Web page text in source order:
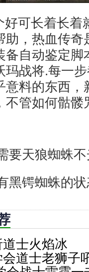
可长着长着
助，热血传奇
备自动鉴定脚
玛战将.每一
料的东西，
不管如何骷髅
要天狼蜘蛛
黑锷蜘蛛的
士火焰冰
道士老狮子